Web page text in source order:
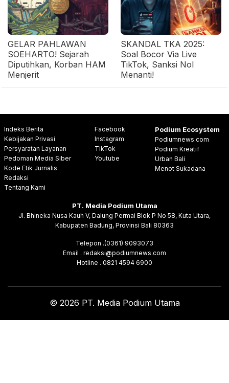
GELAR PAHLAWAN
SOEHARTO! Sejarah
Diputihkan, Korban HAM
Menjerit
SKANDAL TKA 2025:
Soal Bocor Via Live
TikTok, Sanksi Nol
Menanti!
Indeks Berita
Kebijakan Privasi
Persyaratan Layanan
Pedoman Media Siber
Kode Etik Jurnalis
Redaksi
Tentang Kami
Facebook
Instagram
TikTok
Youtube
Podium Ecosystem
Podiumnews.com
Podium Kreatif
Urban Bali
Menot Sukadana
PT. Media Podium Utama
Jl. Bhineka Nusa Kauh V, Dalung Permai Blok P No 58, Kuta Utara,
Kabupaten Badung, Provinsi Bali 80363
Telepon .(0361) 9093073
Email . redaksi@podiumnews.com
Hotline . 0821 4594 6900
© 2026 PT. Media Podium Utama